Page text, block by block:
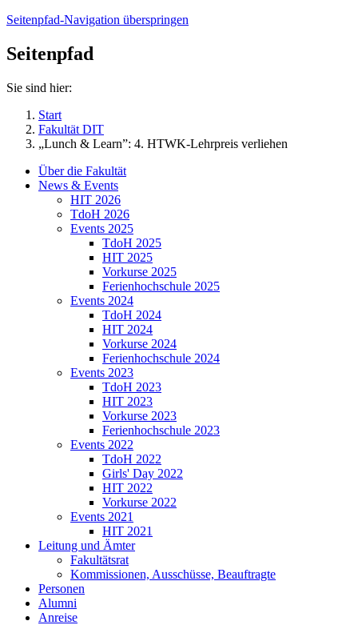
Seitenpfad-Navigation überspringen
Seitenpfad
Sie sind hier:
Start
Fakultät DIT
„Lunch & Learn”: 4. HTWK-Lehrpreis verliehen
Über die Fakultät
News & Events
HIT 2026
TdoH 2026
Events 2025
TdoH 2025
HIT 2025
Vorkurse 2025
Ferienhochschule 2025
Events 2024
TdoH 2024
HIT 2024
Vorkurse 2024
Ferienhochschule 2024
Events 2023
TdoH 2023
HIT 2023
Vorkurse 2023
Ferienhochschule 2023
Events 2022
TdoH 2022
Girls' Day 2022
HIT 2022
Vorkurse 2022
Events 2021
HIT 2021
Leitung und Ämter
Fakultätsrat
Kommissionen, Ausschüsse, Beauftragte
Personen
Alumni
Anreise